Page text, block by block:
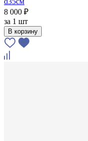
8 000 ₽
за 1 шт
В корзину